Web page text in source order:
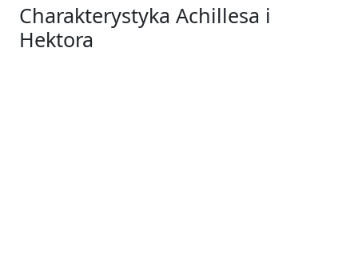
Charakterystyka Achillesa i
Hektora